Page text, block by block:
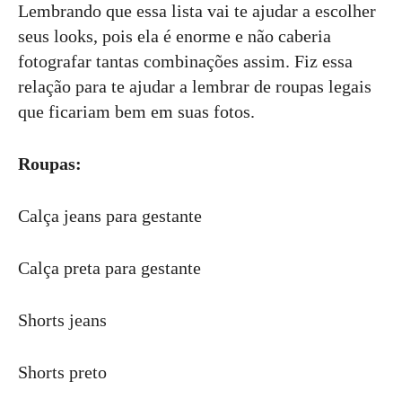
Lembrando que essa lista vai te ajudar a escolher
seus looks, pois ela é enorme e não caberia
fotografar tantas combinações assim. Fiz essa
relação para te ajudar a lembrar de roupas legais
que ficariam bem em suas fotos.
Roupas:
Calça jeans para gestante
Calça preta para gestante
Shorts jeans
Shorts preto